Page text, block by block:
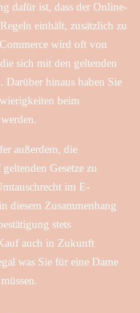
dafür ist, dass der Online-
einhält, zusätzlich zu
wird oft von
sich mit den geltenden
Darüber hinaus haben Sie
beim
außerdem, die
Gesetze zu
im E-
diesem Zusammenhang
stets
auch in Zukunft
was Sie für eine Dame